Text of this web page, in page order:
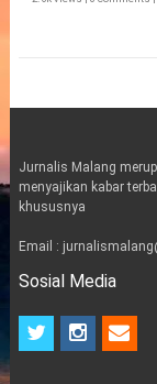
Jurnalis Malang
menyajikan kabar
khususnya
Email :
Sosial Media
t
i
n
e
m